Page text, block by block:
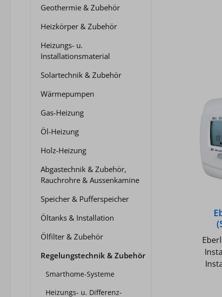
Geothermie & Zubehör
Heizkörper & Zubehör
Heizungs- u.
Installationsmaterial
Solartechnik & Zubehör
Wärmepumpen
Gas-Heizung
Öl-Heizung
Holz-Heizung
Abgastechnik & Zubehör,
Rauchrohre & Aussenkamine
Speicher & Pufferspeicher
Öltanks & Installation
Ölfilter & Zubehör
Regelungstechnik & Zubehör
Smarthome-Systeme
Heizungs- u. Differenz-
Instat 6r -